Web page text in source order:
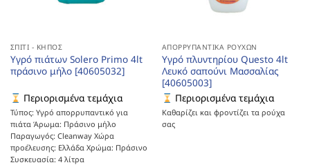
ΣΠΊΤΙ - ΚΉΠΟΣ
Υγρό πιάτων Solero Primo 4lt
πράσινο μήλο [40605032]
Περιορισμένα τεμάχια
Τύπος: Υγρό απορρυπαντικό για
πιάτα Άρωμα: Πράσινο μήλο
Παραγωγός: Cleanway Χώρα
προέλευσης: Ελλάδα Χρώμα: Πράσινο
Συσκευασία: 4 λίτρα
ΑΠΟΡΡΥΠΑΝΤΙΚΆ ΡΟΎΧΩΝ
Υγρό πλυντηρίου Questo 4lt
Λευκό σαπούνι Μασσαλίας
[40605003]
Περιορισμένα τεμάχια
Καθαρίζει και φροντίζει τα ρούχα
σας